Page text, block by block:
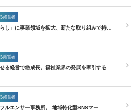
経営者
し」に事業領域を拡大、新たな取り組みで持…
経営者
る経営で急成長。福祉業界の発展を牽引する…
経営者
ルエンサー事務所。 地域特化型SNSマー…